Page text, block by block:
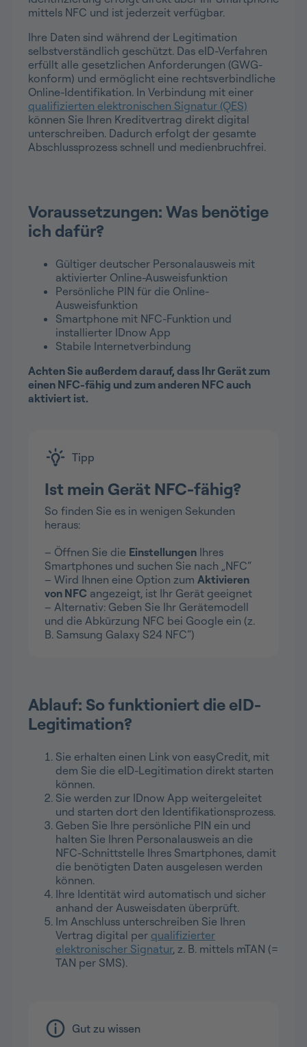
mittels NFC und ist jederzeit verfügbar.
Ihre Daten sind während der Legitimation
selbstverständlich geschützt. Das eID-Verfahren
erfüllt alle gesetzlichen Anforderungen (GWG-
konform) und ermöglicht eine rechtsverbindliche
Online-Identifikation. In Verbindung mit einer
qualifizierten elektronischen Signatur (QES)
können Sie Ihren Kreditvertrag direkt digital
unterschreiben. Dadurch erfolgt der gesamte
Abschlussprozess schnell und medienbruchfrei.
Voraussetzungen: Was benötige
ich dafür?
Gültiger deutscher Personalausweis mit
aktivierter Online-Ausweisfunktion
Persönliche PIN für die Online-
Ausweisfunktion
Smartphone mit NFC-Funktion und
installierter IDnow App
Stabile Internetverbindung
Achten Sie außerdem darauf, dass Ihr Gerät zum
einen NFC-fähig und zum anderen NFC auch
aktiviert ist.
Tipp
Ist mein Gerät NFC-fähig?
So finden Sie es in wenigen Sekunden
heraus:
– Öffnen Sie die Einstellungen Ihres
Smartphones und suchen Sie nach „NFC“
– Wird Ihnen eine Option zum Aktivieren
von NFC angezeigt, ist Ihr Gerät geeignet
– Alternativ: Geben Sie Ihr Gerätemodell
und die Abkürzung NFC bei Google ein (z.
B. Samsung Galaxy S24 NFC“)
Ablauf: So funktioniert die eID-
Legitimation?
Sie erhalten einen Link von easyCredit, mit
dem Sie die eID-Legitimation direkt starten
können.
Sie werden zur IDnow App weitergeleitet
und starten dort den Identifikationsprozess.
Geben Sie Ihre persönliche PIN ein und
halten Sie Ihren Personalausweis an die
NFC-Schnittstelle Ihres Smartphones, damit
die benötigten Daten ausgelesen werden
können.
Ihre Identität wird automatisch und sicher
anhand der Ausweisdaten überprüft.
Im Anschluss unterschreiben Sie Ihren
Vertrag digital per qualifizierter
elektronischer Signatur, z. B. mittels mTAN (=
TAN per SMS).
Gut zu wissen